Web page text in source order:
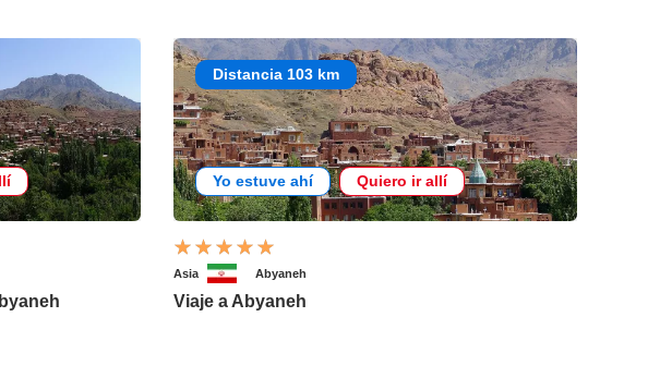
Distancia 103 km
Yo estuve ahí Quiero ir allí
Asia Abyaneh
Viaje a Abyaneh